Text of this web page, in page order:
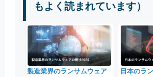
もよく読まれています）
製造業界のランサムウェア
日本のラ